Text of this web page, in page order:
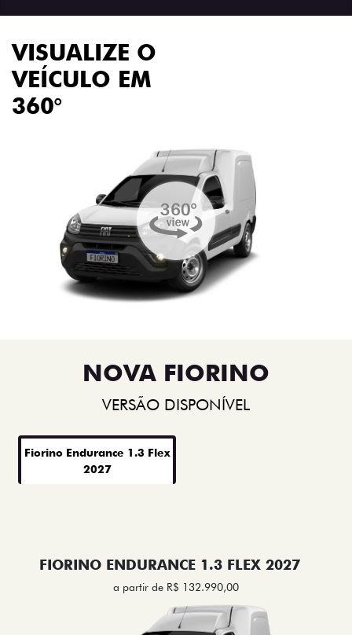
VISUALIZE O
VEÍCULO EM
360°
NOVA FIORINO
VERSÃO DISPONÍVEL
Fiorino Endurance 1.3 Flex
2027
FIORINO ENDURANCE 1.3 FLEX 2027
a partir de R$ 132.990,00